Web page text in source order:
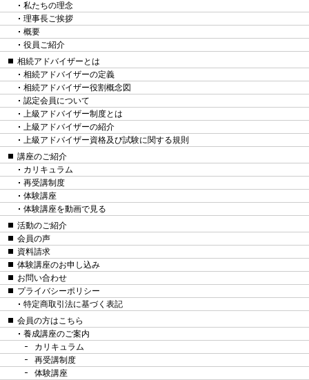
私たちの理念
理事長ご挨拶
概要
役員ご紹介
相続アドバイザーとは
相続アドバイザーの定義
相続アドバイザー役割概念図
認定会員について
上級アドバイザー制度とは
上級アドバイザーの紹介
上級アドバイザー資格及び試験に関する規則
講座のご紹介
カリキュラム
再受講制度
体験講座
体験講座を動画で見る
活動のご紹介
会員の声
資料請求
体験講座のお申し込み
お問い合わせ
プライバシーポリシー
特定商取引法に基づく表記
会員の方はこちら
養成講座のご案内
カリキュラム
再受講制度
体験講座